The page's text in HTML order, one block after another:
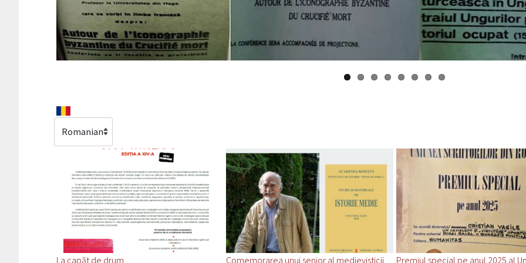
La capăt de drum
Comemorarea unui senior al medievisticii
Premiul special pe anul 2025 al